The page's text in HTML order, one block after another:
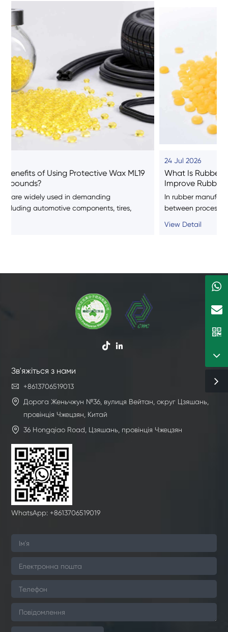
What Is Rubber Plasticizer A and How Does It
Improve Rubber Processing?
In rubber manufacturing, achieving the right balance
between processing efficiency and final product
 
Зв'яжіться з нами

+8613706519013

Дорога Женьчжун №36, вулиця Вейтан, округ Цзяшань,
провінція Чжецзян, Китай
 36 Hongqiao Road, Цзяшань, провінція Чжецзян
WhatsApp: +8613706519019